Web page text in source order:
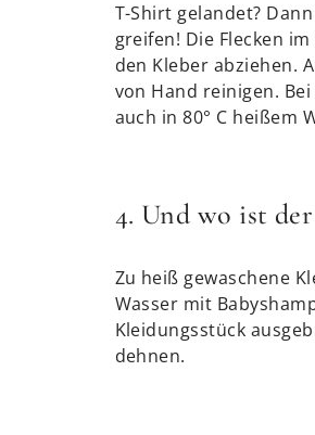
T-Shirt gelandet?
greifen! Die Flecken
den Kleber abziehen.
von Hand reinigen.
auch in 80° C heißem
4. Und wo ist
Zu heiß gewaschene
Wasser mit
Kleidungsstück
dehnen.